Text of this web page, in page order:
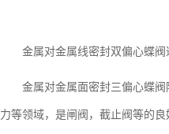
金属对金属线密封双偏心蝶
金属对金属面密封三偏心蝶
力等领域，是闸阀，截止阀等的良